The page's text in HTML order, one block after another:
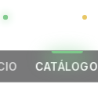
CATÁLOGO